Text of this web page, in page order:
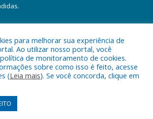
a Prefeitura Municipal de Colares.
Área Administrativa
para melhorar sua experiência de
Ao utilizar nosso portal, você
de monitoramento de cookies.
sobre como isso é feito, acesse
(Leia mais). Se você concorda, clique em